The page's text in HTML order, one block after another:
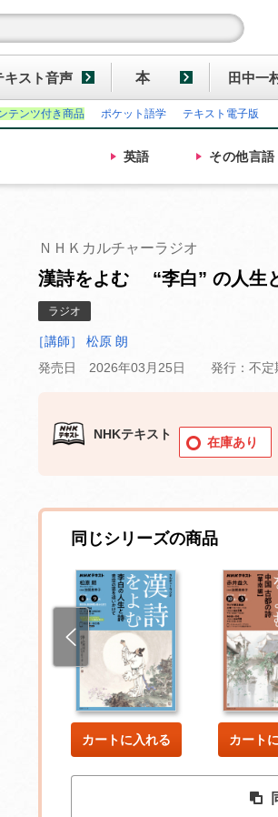
キスト音声 本 田中一
テンツ付き商品 ポケット語学 テキスト電子版
英語 その他言語
ＮＨＫカルチャーラジオ
漢詩をよむ “李白” の人生
ラジオ
［講師］ 松原 朗
発売日 2026年03月25日
発行：不定
NHKテキスト
在庫あり
同じシリーズの商品
カートに入れる カート